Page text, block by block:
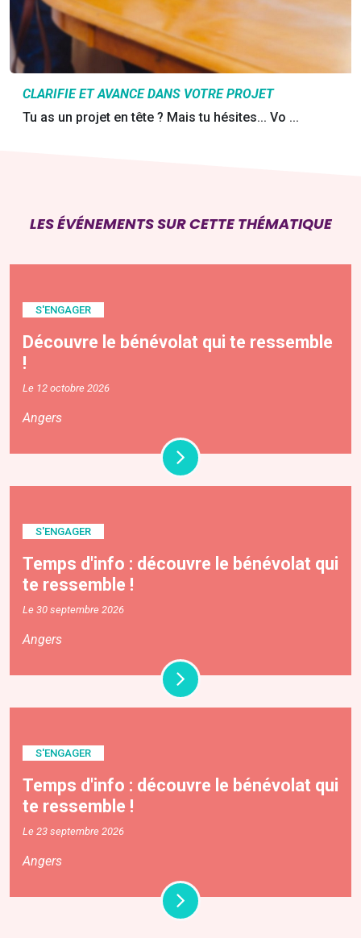
CLARIFIE ET AVANCE DANS VOTRE PROJET
Tu as un projet en tête ? Mais tu hésites... Vo ...
LES ÉVÉNEMENTS SUR CETTE THÉMATIQUE
S'ENGAGER
Découvre le bénévolat qui te ressemble
!
Le 12 octobre 2026
Angers
S'ENGAGER
Temps d'info : découvre le bénévolat qui
te ressemble !
Le 30 septembre 2026
Angers
S'ENGAGER
Temps d'info : découvre le bénévolat qui
te ressemble !
Le 23 septembre 2026
Angers